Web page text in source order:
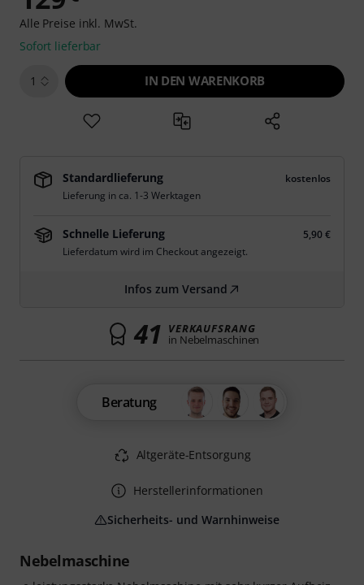
Nebelmaschine
Alle Preise inkl. MwSt.
Sofort lieferbar
1 IN DEN WARENKORB
Standardlieferung
kostenlos
Lieferung in ca. 1-3 Werktagen
Schnelle Lieferung
5,90 €
Lieferdatum wird im Checkout angezeigt.
Infos zum Versand
41 VERKAUFSRANG
in Nebelmaschinen
Beratung
Altgeräte-Entsorgung
Herstellerinformationen
Sicherheits- und Warnhinweise